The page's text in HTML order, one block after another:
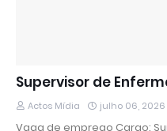
Supervisor de
Actos Mídia julho 06, 2026
Vaga de emprego Cargo: